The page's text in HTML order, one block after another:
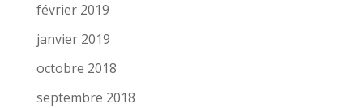
février 2019
janvier 2019
octobre 2018
septembre 2018